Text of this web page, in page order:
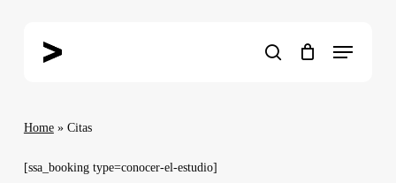
search
Menu
Home» Citas
[ssa_booking type=conocer-el-estudio]